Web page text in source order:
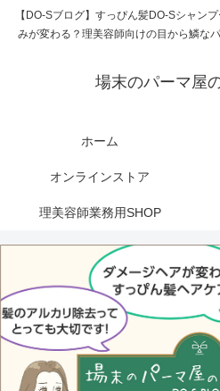
【DO-Sブログ】すっぴん髪DO-Sシャン
みが変わる？理美容師向けの目から鱗な
場末のパーマ屋
ホーム
オンラインストア
理美容師業務用SHOP